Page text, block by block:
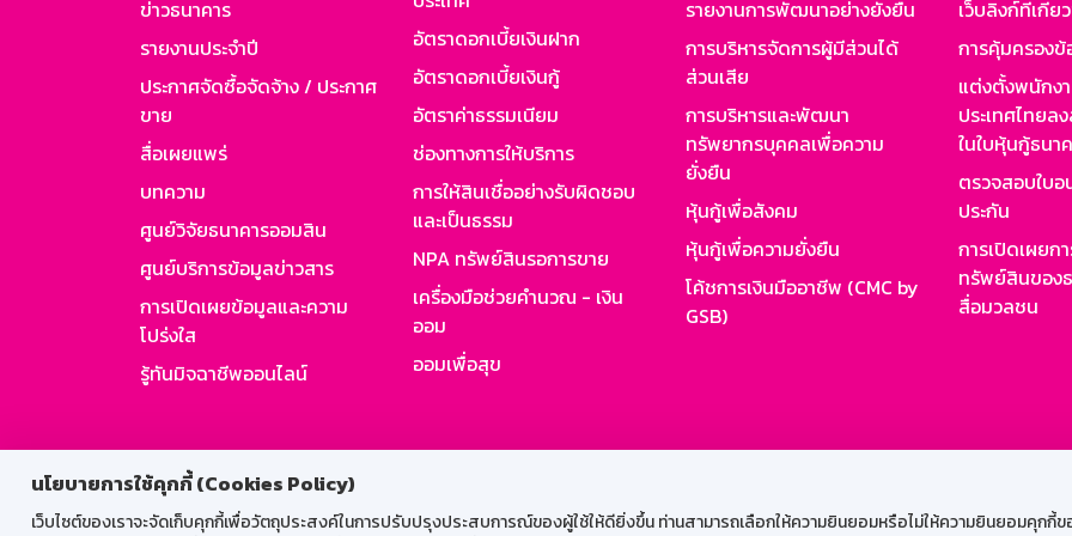
นโยบายการใช้คุกกี้ (Cookies Policy)
เว็บไซต์ของเราจะจัดเก็บคุกกี้เพื่อวัตถุประสงค์ในการปรับปรุงประสบการณ์ของผู้ใช้ให้ดียิ่งขึ้น ท่านสามารถเลือกให้ความยินยอมหรือไม่ให้ความยินยอมคุกกี้ข
ข่าวธนาคาร
รายงานประจำปี
ประกาศจัดซื้อจัดจ้าง / ประกาศ
ขาย
สื่อเผยแพร่
บทความ
ศูนย์วิจัยธนาคารออมสิน
ศูนย์บริการข้อมูลข่าวสาร
การเปิดเผยข้อมูลและความ
โปร่งใส
รู้ทันมิจฉาชีพออนไลน์
อัตราดอกเบี้ยเงินฝาก
อัตราดอกเบี้ยเงินกู้
อัตราค่าธรรมเนียม
ช่องทางการให้บริการ
การให้สินเชื่ออย่างรับผิดชอบ
และเป็นธรรม
NPA ทรัพย์สินรอการขาย
เครื่องมือช่วยคำนวณ - เงิน
ออม
ออมเพื่อสุข
รายงานการพัฒนาอย่างยั่งยืน
การบริหารจัดการผู้มีส่วนได้
ส่วนเสีย
การบริหารและพัฒนา
ทรัพยากรบุคคลเพื่อความ
ยั่งยืน
หุ้นกู้เพื่อสังคม
หุ้นกู้เพื่อความยั่งยืน
โค้ชการเงินมืออาชีพ (CMC by
GSB)
เว็บลิงก์ที่เกี่ย
การคุ้มครอง
แต่งตั้งพนักง
ประเทศไทยล
ในใบหุ้นกู้ธนา
ตรวจสอบใบ
ประกัน
การเปิดเผยก
ทรัพย์สินของ
สื่อมวลชน